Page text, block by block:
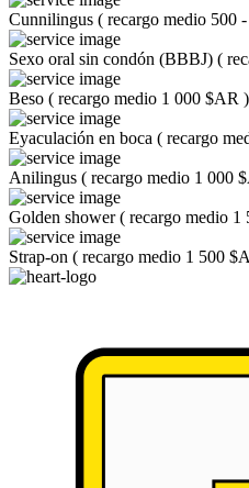
Cunnilingus ( recargo medio 500
Sexo oral sin condón (BBBJ) (
Beso ( recargo medio 1 000 $AR )
Eyaculación en boca ( recargo
Anilingus ( recargo medio 1 000
Golden shower( recargo medio 1
Strap-on ( recargo medio 1 500